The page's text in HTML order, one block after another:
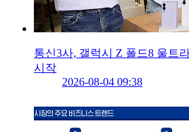
통신3사, 갤럭시 Z 폴드8 울트
시작
2026-08-04 09:38